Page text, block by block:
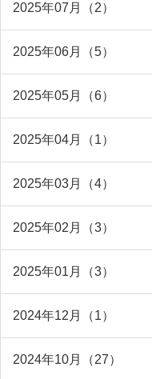
2025年07月（2）
2025年06月（5）
2025年05月（6）
2025年04月（1）
2025年03月（4）
2025年02月（3）
2025年01月（3）
2024年12月（1）
2024年10月（27）